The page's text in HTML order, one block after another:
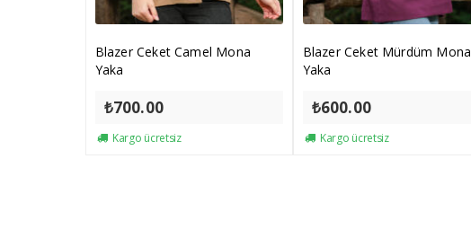
Blazer Ceket Camel Mona
Yaka
₺700.00
Kargo ücretsiz
Blazer Ceket Mürdüm Mona
Yaka
₺600.00
Kargo ücretsiz